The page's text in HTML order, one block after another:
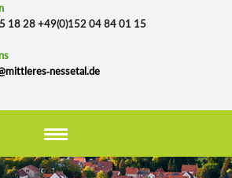
18 28 +49(0)152 04 84 01 15
nessetal.de